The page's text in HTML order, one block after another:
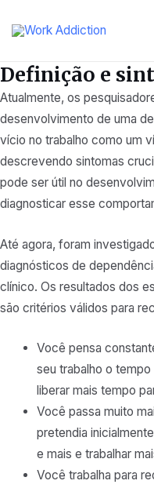
para
conteúdo
Definição e
Atualmente, os
desenvolvimento de uma
vício no trabalho como um
descrevendo sintomas
pode ser útil no
diagnosticar esse
Até agora, foram
diagnósticos de
clínico. Os resultados dos
são critérios válidos para
Você pensa
seu trabalho o
liberar mais tempo
Você passa muito
pretendia
e mais e trabalhar
Você trabalha para